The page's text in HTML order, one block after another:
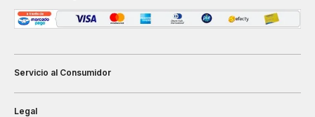
Servicio al Consumidor
Legal